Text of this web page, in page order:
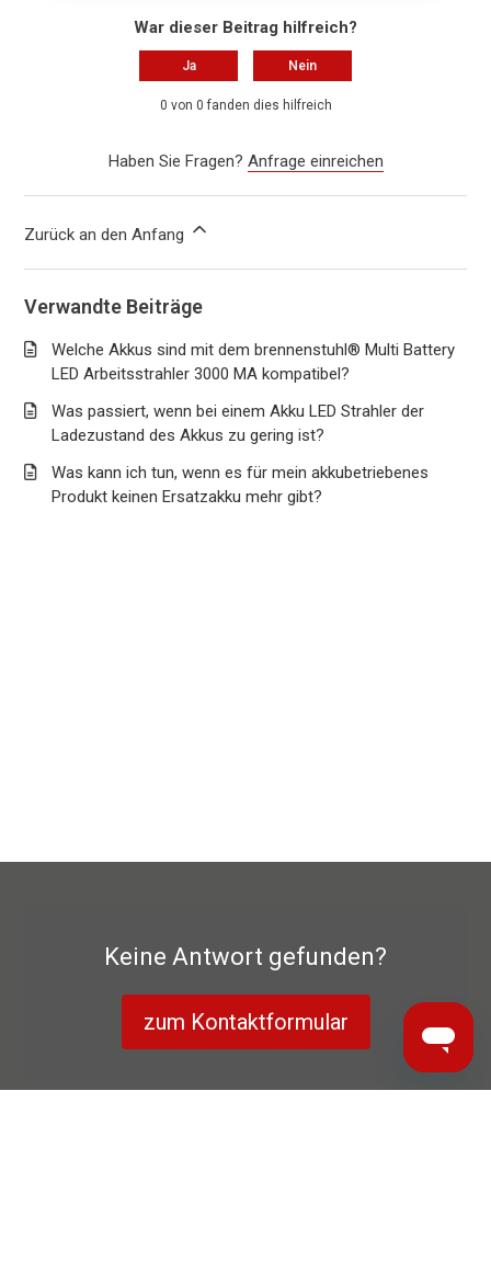
War dieser Beitrag hilfreich?
Ja Nein
0 von 0 fanden dies hilfreich
Haben Sie Fragen? Anfrage einreichen
Zurück an den Anfang
Verwandte Beiträge
Welche Akkus sind mit dem brennenstuhl® Multi Battery
LED Arbeitsstrahler 3000 MA kompatibel?
Was passiert, wenn bei einem Akku LED Strahler der
Ladezustand des Akkus zu gering ist?
Was kann ich tun, wenn es für mein akkubetriebenes
Produkt keinen Ersatzakku mehr gibt?
Keine Antwort gefunden?
zum Kontaktformular